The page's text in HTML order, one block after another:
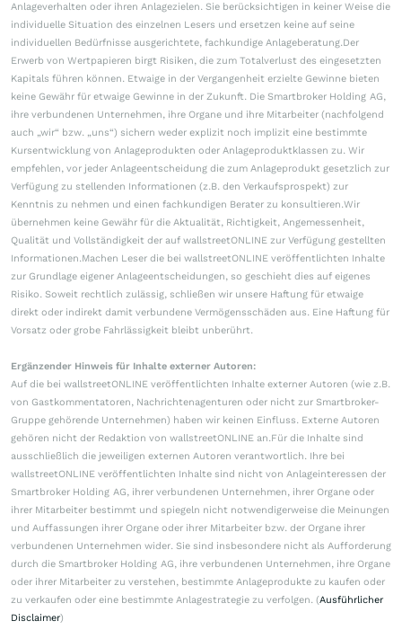
Anlageverhalten oder ihren Anlagezielen. Sie berücksichtigen in keiner Weise die
individuelle Situation des einzelnen Lesers und ersetzen keine auf seine
individuellen Bedürfnisse ausgerichtete, fachkundige Anlageberatung.Der
Erwerb von Wertpapieren birgt Risiken, die zum Totalverlust des eingesetzten
Kapitals führen können. Etwaige in der Vergangenheit erzielte Gewinne bieten
keine Gewähr für etwaige Gewinne in der Zukunft. Die Smartbroker Holding AG,
ihre verbundenen Unternehmen, ihre Organe und ihre Mitarbeiter (nachfolgend
auch „wir“ bzw. „uns“) sichern weder explizit noch implizit eine bestimmte
Kursentwicklung von Anlageprodukten oder Anlageproduktklassen zu. Wir
empfehlen, vor jeder Anlageentscheidung die zum Anlageprodukt gesetzlich zur
Verfügung zu stellenden Informationen (z.B. den Verkaufsprospekt) zur
Kenntnis zu nehmen und einen fachkundigen Berater zu konsultieren.Wir
übernehmen keine Gewähr für die Aktualität, Richtigkeit, Angemessenheit,
Qualität und Vollständigkeit der auf wallstreetONLINE zur Verfügung gestellten
Informationen.Machen Leser die bei wallstreetONLINE veröffentlichten Inhalte
zur Grundlage eigener Anlageentscheidungen, so geschieht dies auf eigenes
Risiko. Soweit rechtlich zulässig, schließen wir unsere Haftung für etwaige
direkt oder indirekt damit verbundene Vermögensschäden aus. Eine Haftung für
Vorsatz oder grobe Fahrlässigkeit bleibt unberührt.
Ergänzender Hinweis für Inhalte externer Autoren:
Auf die bei wallstreetONLINE veröffentlichten Inhalte externer Autoren (wie z.B.
von Gastkommentatoren, Nachrichtenagenturen oder nicht zur Smartbroker-
Gruppe gehörende Unternehmen) haben wir keinen Einfluss. Externe Autoren
gehören nicht der Redaktion von wallstreetONLINE an.Für die Inhalte sind
ausschließlich die jeweiligen externen Autoren verantwortlich. Ihre bei
wallstreetONLINE veröffentlichten Inhalte sind nicht von Anlageinteressen der
Smartbroker Holding AG, ihrer verbundenen Unternehmen, ihrer Organe oder
ihrer Mitarbeiter bestimmt und spiegeln nicht notwendigerweise die Meinungen
und Auffassungen ihrer Organe oder ihrer Mitarbeiter bzw. der Organe ihrer
verbundenen Unternehmen wider. Sie sind insbesondere nicht als Aufforderung
durch die Smartbroker Holding AG, ihre verbundenen Unternehmen, ihre Organe
oder ihrer Mitarbeiter zu verstehen, bestimmte Anlageprodukte zu kaufen oder
zu verkaufen oder eine bestimmte Anlagestrategie zu verfolgen. (Ausführlicher
Disclaimer)